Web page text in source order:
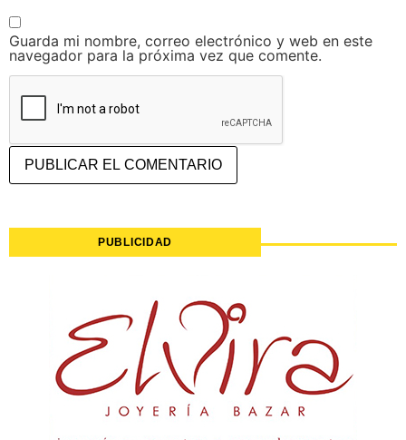
Guarda mi nombre, correo electrónico y web en este
navegador para la próxima vez que comente.
PUBLICIDAD